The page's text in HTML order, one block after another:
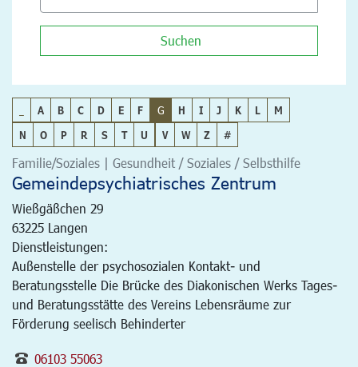
Suchen
A B C D E F G H I J K L
M
N
O P R S T U V W Z #
Familie/Soziales | Gesundheit / Soziales / Selbsthilfe
Gemeindepsychiatrisches Zentrum
Wießgäßchen 29
63225 Langen
Dienstleistungen:
Außenstelle der psychosozialen Kontakt- und
Beratungsstelle Die Brücke des Diakonischen Werks Tages-
und Beratungsstätte des Vereins Lebensräume zur
Förderung seelisch Behinderter
06103 55063